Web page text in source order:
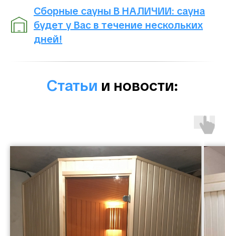
Сборные сауны В НАЛИЧИИ: сауна
будет у Вас в течение нескольких
дней!
Статьи и новости: